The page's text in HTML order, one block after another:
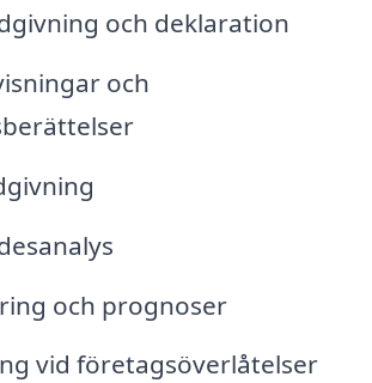
och deklaration
och
och prognoser
vid företagsöverlåtelser